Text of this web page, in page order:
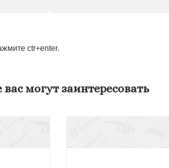
ctr+enter.
могут заинтересовать